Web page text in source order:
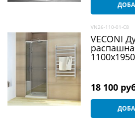
VN26-110-01-C8
VECONI
18 100